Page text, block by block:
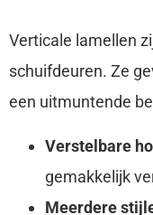
Verticale lamellen
schuifdeuren. Ze
een uitmuntende
Verstelbare
gemakkelijk
Meerdere